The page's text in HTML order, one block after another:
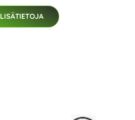
LISÄTIETOJA